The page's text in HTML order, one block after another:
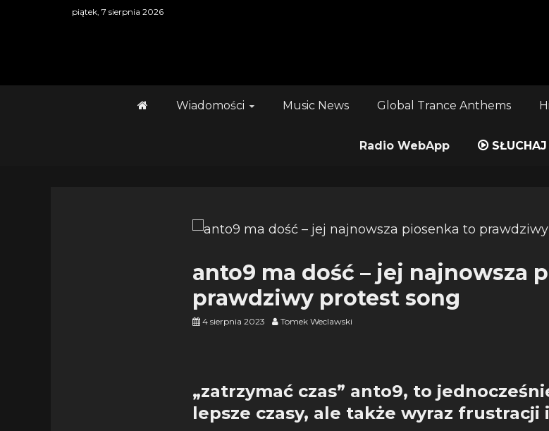
piątek, 7 sierpnia 2026
Wiadomości Music News Global Trance Anthems
Radio WebApp SŁUCHAJ
anto9 ma dość – jej najnowsza
prawdziwy protest song
4 sierpnia 2023 Tomek Weclawski
„zatrzymać czas” anto9, to
lepsze czasy, ale także wyraz frustracji